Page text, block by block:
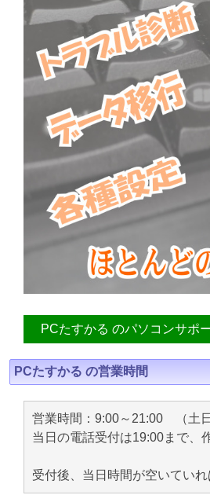
PCたすかる のパソコンサポ
PCたすかる の営業時間
営業時間：9:00～21:00 （土日
当日の電話受付は19:00まで、
受付後、当日時間が空いていれ